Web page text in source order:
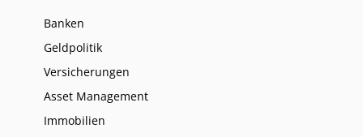
Banken
Geldpolitik
Versicherungen
Asset Management
Immobilien